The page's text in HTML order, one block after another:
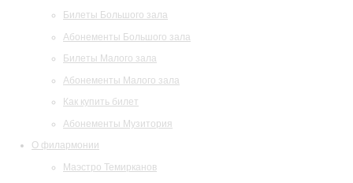
Билеты Большого зала
Абонементы Большого зала
Билеты Малого зала
Абонементы Малого зала
Как купить билет
Абонементы Музитория
О филармонии
Маэстро Темирканов